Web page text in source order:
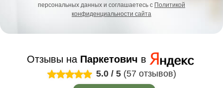
персональных данных и соглашаетесь с Политикой
конфиденциальности сайта
Отзывы на Паркетович в
5.0 / 5 (57 отзывов)